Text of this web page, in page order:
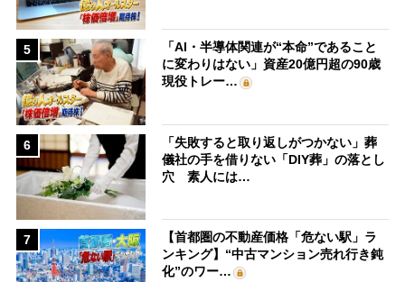
5
「AI・半導体関連が“本命”であること
に変わりはない」資産20億円超の90歳
現役トレー…
6
「失敗すると取り返しがつかない」葬
儀社の手を借りない「DIY葬」の落とし
穴 素人には…
7
【首都圏の不動産価格「危ない駅」ラ
ンキング】“中古マンション売れ行き鈍
化”のワー…